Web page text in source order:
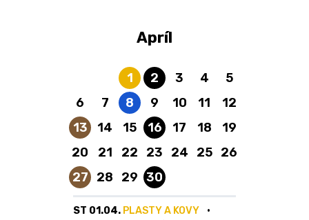
Apríl
1
Plasty a kovy
2
Komunálny odpad
3 4
5
6
7 8
Papier
9 10 11
12
13
Bioodpad
14 15 16
Komunálny odpad
17 18
19
20
21 22 23 24 25
26
27
Bioodpad
28 29 30
Komunálny odpad
ST 01.04. PLASTY A KOVY